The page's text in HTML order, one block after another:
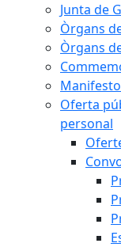
Junta de
Òrgans
Òrgans
Oferta
personal